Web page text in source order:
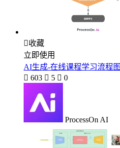
收藏
立即使用
AI生成-在线课程学习流程图
 603  5  0
ProcessOn AI